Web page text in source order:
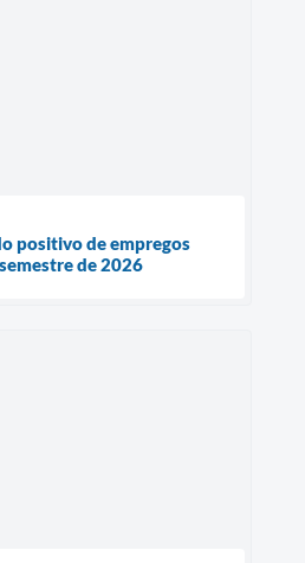
positivo de empregos
de 2026